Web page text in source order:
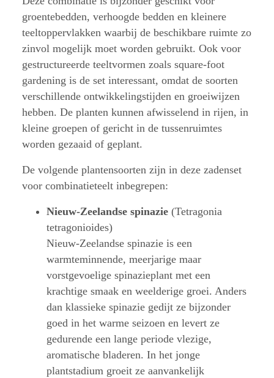
groentebedden, verhoogde bedden en kleinere
teeltoppervlakken waarbij de beschikbare ruimte zo
zinvol mogelijk moet worden gebruikt. Ook voor
gestructureerde teeltvormen zoals square-foot
gardening is de set interessant, omdat de soorten
verschillende ontwikkelingstijden en groeiwijzen
hebben. De planten kunnen afwisselend in rijen, in
kleine groepen of gericht in de tussenruimtes
worden gezaaid of geplant.
De volgende plantensoorten zijn in deze zadenset
voor combinatieteelt inbegrepen:
Nieuw-Zeelandse spinazie (Tetragonia
tetragonioides)
Nieuw-Zeelandse spinazie is een
warmteminnende, meerjarige maar
vorstgevoelige spinazieplant met een
krachtige smaak en weelderige groei. Anders
dan klassieke spinazie gedijt ze bijzonder
goed in het warme seizoen en levert ze
gedurende een lange periode vlezige,
aromatische bladeren. In het jonge
plantstadium groeit ze aanvankelijk